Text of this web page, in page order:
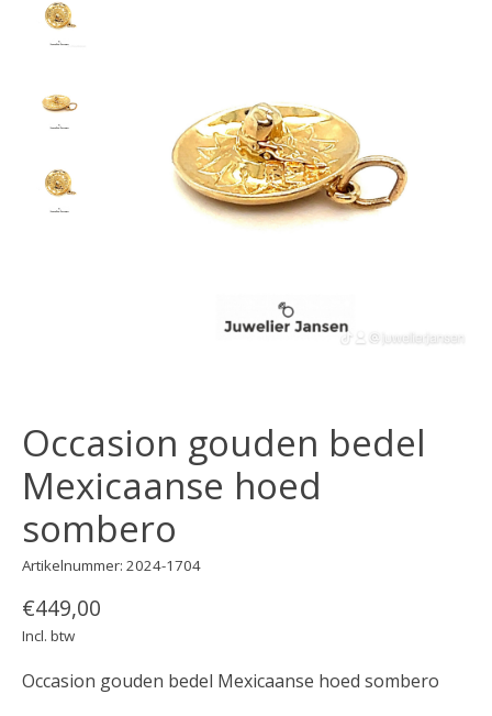
Occasion gouden bedel
Mexicaanse hoed
sombero
Artikelnummer: 2024-1704
€449,00
Incl. btw
Occasion gouden bedel Mexicaanse hoed sombero